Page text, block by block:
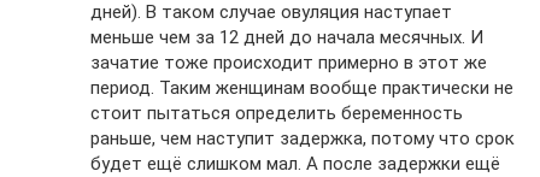
дней). В таком случае овуляция наступает
меньше чем за 12 дней до начала месячных. И
зачатие тоже происходит примерно в этот же
период. Таким женщинам вообще практически не
стоит пытаться определить беременность
раньше, чем наступит задержка, потому что срок
будет ещё слишком мал. А после задержки ещё